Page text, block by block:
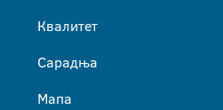
Квалитет
Сарадња
Мапа